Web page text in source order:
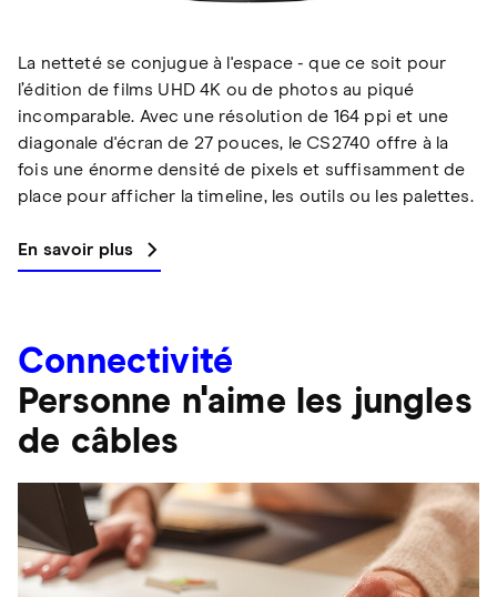
La netteté se conjugue à l'espace - que ce soit pour
l’édition de films UHD 4K ou de photos au piqué
incomparable. Avec une résolution de 164 ppi et une
diagonale d'écran de 27 pouces, le CS2740 offre à la
fois une énorme densité de pixels et suffisamment de
place pour afficher la timeline, les outils ou les palettes.
En savoir plus
Connectivité
Personne n'aime les jungles
de câbles